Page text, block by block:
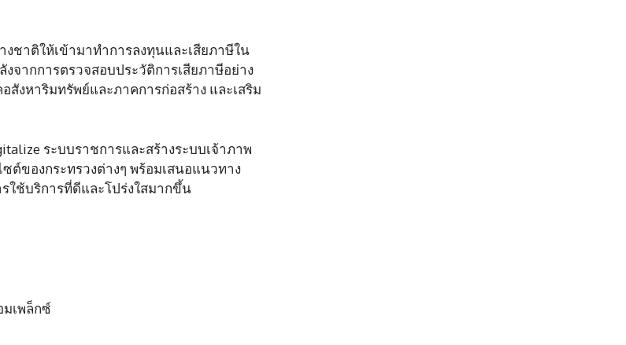
ชาติให้เข้ามาทำการลงทุนและเสียภาษีใน
จากการตรวจสอบประวัติการเสียภาษีอย่าง
งหาริมทรัพย์และภาคการก่อสร้าง และเสริม
ระบบราชการและสร้างระบบเจ้าภาพ
ต์ของกระทรวงต่างๆ พร้อมเสนอแนวทาง
ใช้บริการที่ดีและโปร่งใสมากขึ้น
เพล็กซ์